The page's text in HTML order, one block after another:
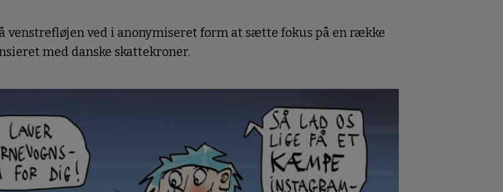
venstrefløjen ved i anonymiseret form at sætte fokus på en række
med danske skattekroner.